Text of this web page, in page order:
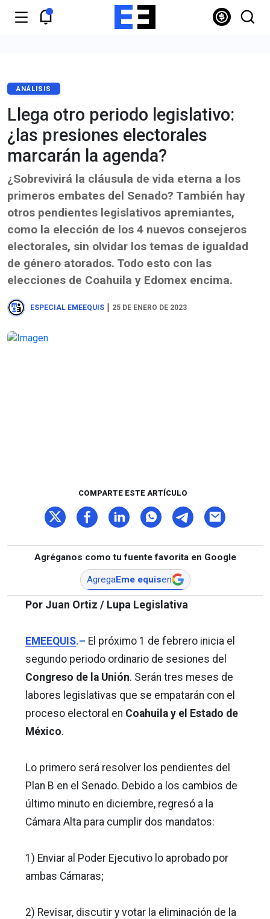
ANÁLISIS
Llega otro periodo legislativo:
¿las presiones electorales
marcarán la agenda?
¿Sobrevivirá la cláusula de vida eterna a los
primeros embates del Senado? También hay
otros pendientes legislativos apremiantes,
como la elección de los 4 nuevos consejeros
electorales, sin olvidar los temas de igualdad
de género atorados. Todo esto con las
elecciones de Coahuila y Edomex encima.
ESPECIAL EMEEQUIS | 25 DE ENERO DE 2023
COMPARTE ESTE ARTÍCULO
Agréganos como tu fuente favorita en Google
AgregaEme equisen
Por Juan Ortiz / Lupa Legislativa
EMEEQUIS.– El próximo 1 de febrero inicia el
segundo periodo ordinario de sesiones del
Congreso de la Unión. Serán tres meses de
labores legislativas que se empatarán con el
proceso electoral en Coahuila y el Estado de
México.
Lo primero será resolver los pendientes del
Plan B en el Senado. Debido a los cambios de
último minuto en diciembre, regresó a la
Cámara Alta para cumplir dos mandatos:
1) Enviar al Poder Ejecutivo lo aprobado por
ambas Cámaras;
2) Revisar, discutir y votar la eliminación de la